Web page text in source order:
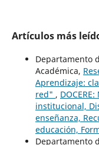
Artículos más
Departamento
Académica,
Aprendizaje:
red" ,
institucional,
enseñanza,
educación,
Departamento